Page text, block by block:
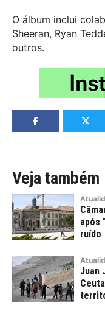
O álbum inclui
Sheeran, Ryan
outros.
Veja também
após
ruído
Juan